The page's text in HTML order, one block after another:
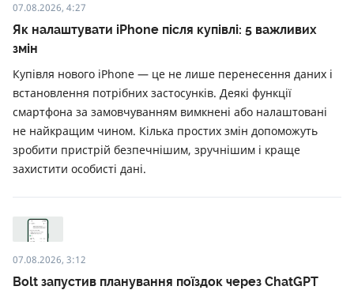
07.08.2026, 4:27
Як налаштувати iPhone після купівлі: 5 важливих
змін
Купівля нового iPhone — це не лише перенесення даних і
встановлення потрібних застосунків. Деякі функції
смартфона за замовчуванням вимкнені або налаштовані
не найкращим чином. Кілька простих змін допоможуть
зробити пристрій безпечнішим, зручнішим і краще
захистити особисті дані.
07.08.2026, 3:12
Bolt запустив планування поїздок через ChatGPT